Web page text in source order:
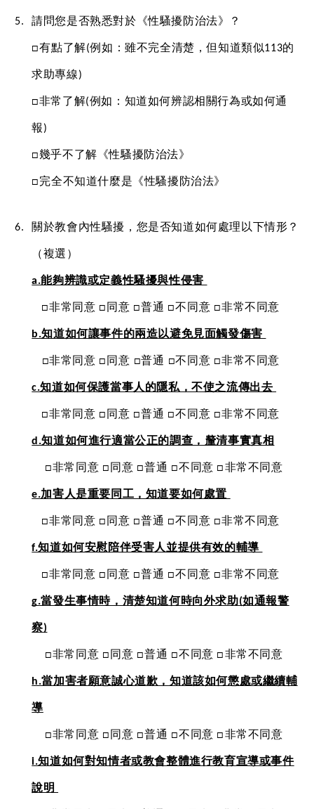
請問您是否熟悉對於《性騷擾防治法》？
□有點了解(例如：雖不完全清楚，但知道類似113的
求助專線)
□非常了解(例如：知道如何辨認相關行為或如何通
報)
□幾乎不了解《性騷擾防治法》
□完全不知道什麼是《性騷擾防治法》
關於教會內性騷擾，您是否知道如何處理以下情形？
（複選）
a.能夠辨識或定義性騷擾與性侵害
□非常同意 □同意 □普通 □不同意 □非常不同意
b.知道如何讓事件的兩造以避免見面觸發傷害
□非常同意 □同意 □普通 □不同意 □非常不同意
c.知道如何保護當事人的隱私，不使之流傳出去
□非常同意 □同意 □普通 □不同意 □非常不同意
d.知道如何進行適當公正的調查，釐清事實真相
□非常同意 □同意 □普通 □不同意 □非常不同意
e.加害人是重要同工，知道要如何處置
□非常同意 □同意 □普通 □不同意 □非常不同意
f.知道如何安慰陪伴受害人並提供有效的輔導
□非常同意 □同意 □普通 □不同意 □非常不同意
g.當發生事情時，清楚知道何時向外求助(如通報警
察)
□非常同意 □同意 □普通 □不同意 □非常不同意
h.當加害者願意誠心道歉，知道該如何懲處或繼續輔
導
□非常同意 □同意 □普通 □不同意 □非常不同意
i.知道如何對知情者或教會整體進行教育宣導或事件
說明